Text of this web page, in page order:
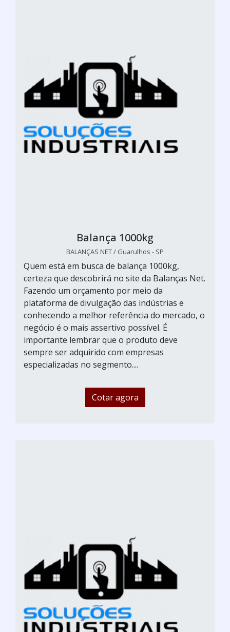
Balança 1000kg
BALANÇAS NET / Guarulhos - SP
Quem está em busca de balança 1000kg,
certeza que descobrirá no site da Balanças Net.
Fazendo um orçamento por meio da
plataforma de divulgação das indústrias e
conhecendo a melhor referência do mercado, o
negócio é o mais assertivo possível. É
importante lembrar que o produto deve
sempre ser adquirido com empresas
especializadas no segmento....
Cotar agora